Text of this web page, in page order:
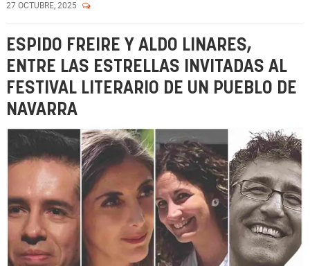
27 OCTUBRE, 2025
ESPIDO FREIRE Y ALDO LINARES,
ENTRE LAS ESTRELLAS INVITADAS AL
FESTIVAL LITERARIO DE UN PUEBLO DE
NAVARRA